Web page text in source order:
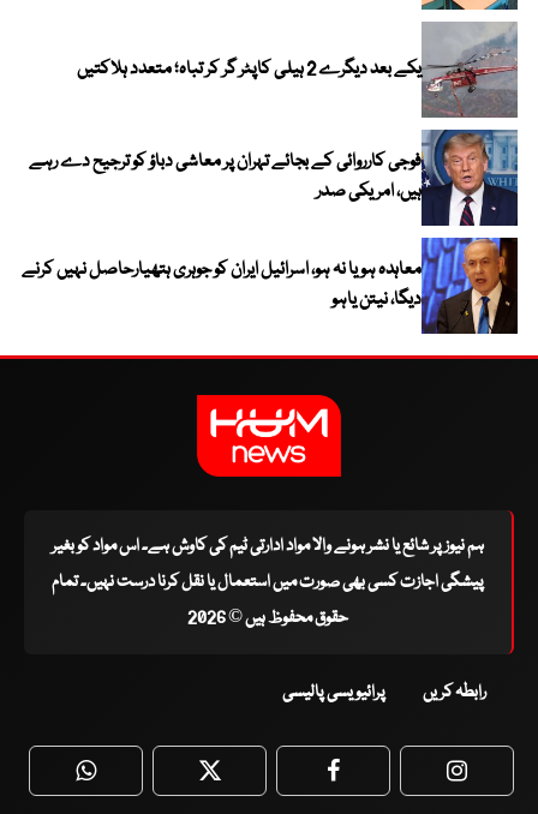
یکے بعد دیگرے 2 ہیلی کاپٹر گر کر تباہ؛ متعدد ہلاکتیں
فوجی کارروائی کے بجائے تہران پر معاشی دباؤ کو ترجیح دے رہے
ہیں، امریکی صدر
معاہدہ ہو یا نہ ہو، اسرائیل ایران کو جوہری ہتھیارحاصل نہیں کرنے
دیگا، نیتن یاہو
ہم نیوز پر شائع یا نشر ہونے والا مواد ادارتی ٹیم کی کاوش ہے۔ اس مواد کو بغیر
پیشگی اجازت کسی بھی صورت میں استعمال یا نقل کرنا درست نہیں۔ تمام
حقوق محفوظ ہیں © 2026
رابطہ کریں پرائیویسی پالیسی
WhatsApp Twitter Facebook